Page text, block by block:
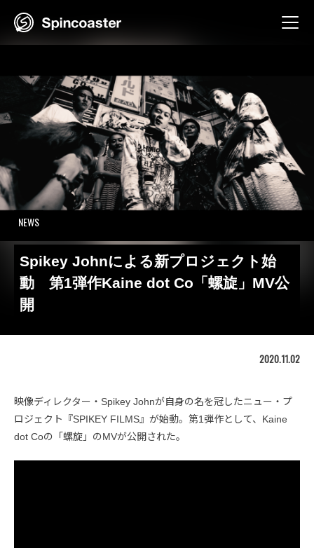
NEWS
Spikey Johnによる新プロジェクト始
動 第1弾作Kaine dot Co「螺旋」MV公
開
2020.11.02
映像ディレクター・Spikey Johnが自身の名を冠したニュー・プ
ロジェクト『SPIKEY FILMS』が始動。第1弾作として、Kaine
dot Coの「螺旋」のMVが公開された。